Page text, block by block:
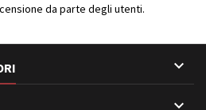
da parte degli utenti.

